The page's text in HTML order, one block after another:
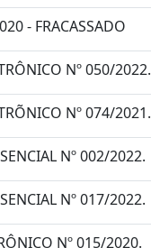
- FRACASSADO
Nº 050/2022.
Nº 074/2021.
Nº 002/2022.
Nº 017/2022.
Nº 015/2020.